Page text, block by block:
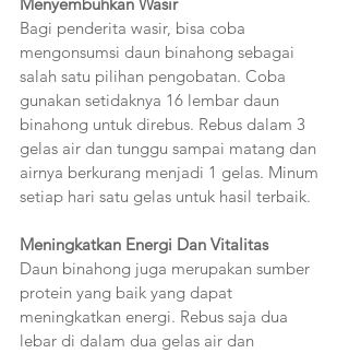
Bagi penderita wasir, bisa coba
mengonsumsi daun binahong sebagai
salah satu pilihan pengobatan. Coba
gunakan setidaknya 16 lembar daun
binahong untuk direbus. Rebus dalam 3
gelas air dan tunggu sampai matang dan
airnya berkurang menjadi 1 gelas. Minum
setiap hari satu gelas untuk hasil terbaik.
Meningkatkan Energi Dan Vitalitas
Daun binahong juga merupakan sumber
protein yang baik yang dapat
meningkatkan energi. Rebus saja dua
lebar di dalam dua gelas air dan